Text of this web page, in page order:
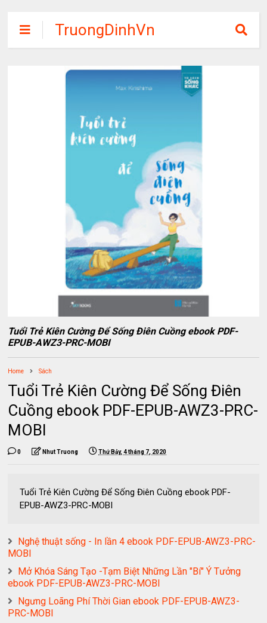
TruongDinhVn
Chia sẽ ebook,
các khóa học,
phần mềm học
Tuổi Trẻ Kiên Cường Để Sống Điên Cuồng ebook PDF-
EPUB-AWZ3-PRC-MOBI
Home Sách
Tuổi Trẻ Kiên Cường Để Sống Điên
Cuồng ebook PDF-EPUB-AWZ3-PRC-
MOBI
0 Nhut Truong Thứ Bảy, 4 tháng 7, 2020
Tuổi Trẻ Kiên Cường Để Sống Điên Cuồng ebook PDF-
EPUB-AWZ3-PRC-MOBI
Nghệ thuật sống - In lần 4 ebook PDF-EPUB-AWZ3-PRC-
MOBI
Mở Khóa Sáng Tạo -Tạm Biệt Những Lần "Bí" Ý Tưởng
ebook PDF-EPUB-AWZ3-PRC-MOBI
Ngưng Loãng Phí Thời Gian ebook PDF-EPUB-AWZ3-
PRC-MOBI